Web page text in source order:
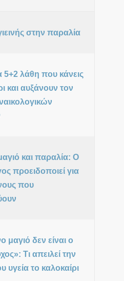
στην παραλία
5+2 λάθη που κάνεις
και αυξάνουν τον
και παραλία: Ο
προειδοποιεί για
που
μαγιό δεν είναι ο
Τι απειλεί την
υγεία το καλοκαίρι